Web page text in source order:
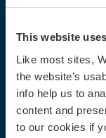
This website
Like most sites,
the website’s
info help us to
content and
to our cookies if
Als Host registrieren
Rabatte und Partner
Workaway Blog
Workaway